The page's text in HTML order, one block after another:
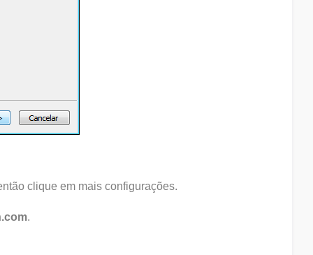
clique em mais configurações.
.